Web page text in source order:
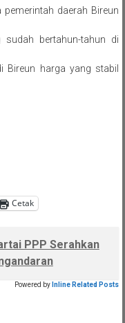
daerah Bireun
sudah bertahun-tahun di
Bireun harga yang stabil
Cetak
PPP Serahkan
Powered by Inline Related Posts